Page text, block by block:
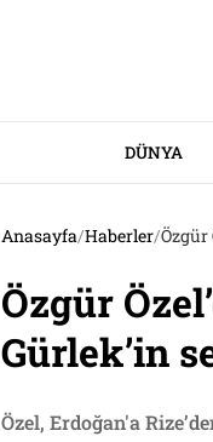
DÜNYA
Anasayfa/Haberler/Özgür
Özgür
Gürlek’in
Özel, Erdoğan'a